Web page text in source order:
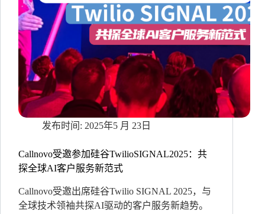
尼
场
正
在
“翻
车”？
2025年5 月 23日
Callnovo受邀参加硅谷TwilioSIGNAL2025：共
探全球AI客户服务新范式
Callnovo受邀出席硅谷Twilio SIGNAL 2025，与
全球技术领袖共探AI驱动的客户服务新趋势。